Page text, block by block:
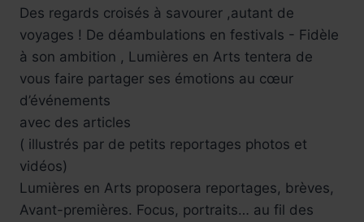
Des regards croisés à savourer ,autant de
voyages ! De déambulations en festivals - Fidèle
à son ambition , Lumières en Arts tentera de
vous faire partager ses émotions au cœur
d’événements
avec des articles
( illustrés par de petits reportages photos et
vidéos)
Lumières en Arts proposera reportages, brèves,
Avant-premières. Focus, portraits… au fil des